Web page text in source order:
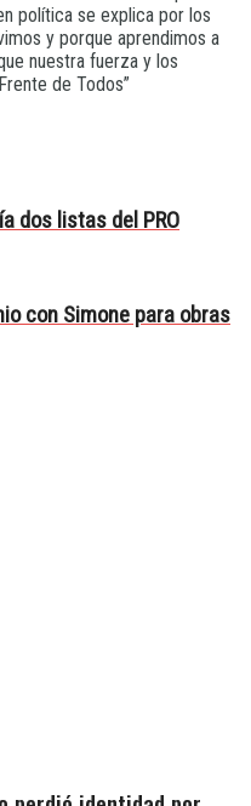
política se explica por los
y porque aprendimos a
nuestra fuerza y los
de Todos”
dos listas del PRO
con Simone para obras